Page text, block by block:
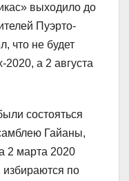
выходило до
Пуэрто-
что не будет
а 2 августа
состояться
Гайаны,
2 марта 2020
избираются по